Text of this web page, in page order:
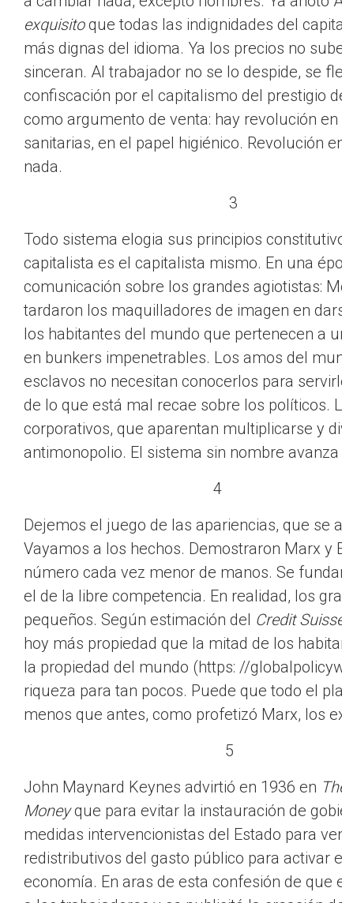
exquisitoque todas las indignidades del
más dignas del idioma. Ya los precios no
sinceran. Al trabajador no se lo despide, se
confiscación por el capitalismo del prestigio
como argumento de venta: hay revolución
sanitarias, en el papel higiénico. Revolución
3
Todo sistema elogia sus principios
capitalista es el capitalista mismo. En una
comunicación sobre los grandes agiotistas:
tardaron los maquilladores de imagen en
los habitantes del mundo que pertenecen a
en bunkers impenetrables. Los amos del
esclavos no necesitan conocerlos para
de lo que está mal recae sobre los políticos.
corporativos, que aparentan multiplicarse y
antimonopolio. El sistema sin nombre
4
Dejemos el juego de las apariencias, que se
Vayamos a los hechos. Demostraron Marx y
número cada vez menor de manos. Se
el de la libre competencia. En realidad, los
pequeños. Según estimación del Credit
hoy más propiedad que la mitad de los
la propiedad del mundo (https: //
riqueza para tan pocos. Puede que todo el
menos que antes, como profetizó Marx, los
5
John Maynard Keynes advirtió en 1936 en
Moneyque para evitar la instauración de
medidas intervencionistas del Estado para
redistributivos del gasto público para activar
economía. En aras de esta confesión de